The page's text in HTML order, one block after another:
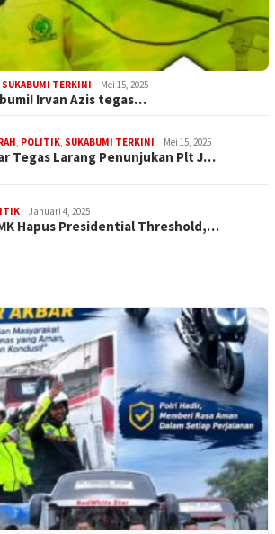
SUKABUMI TERKINI Mei 15, 2025
Irvan Azis tegas…
, POLITIK, SUKABUMI TERKINI Mei 15, 2025
Tegas Larang Penunjukan Plt J…
Januari 4, 2025
Hapus Presidential Threshold,…